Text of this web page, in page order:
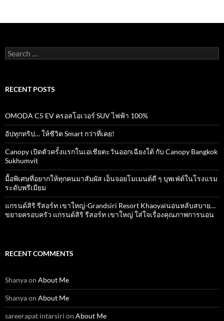
k
p
Search
for:
RECENT POSTS
OMODA C5 EV ครอสโอเวอร์ SUV ไฟฟ้า 100%
อัปทุกทริป… ให้ชีวิต Smart กว่าที่เคย!
Canopy เปิดตัวครั้งแรกในเอเชียตะวันออกเฉียงใต้ กับ Canopy Bangkok
Sukhumvit
มื้อพิเศษที่อยากให้ทุกคนมาสัมผัส เอ็นจอยโมเมนต์ดี ๆ บุพเฟ่ต์ในโรงแรม
ระดับพรีเมียม
แกรนด์สิริ​ รีสอร์ท​ เขาใหญ่​-Grandsiri​ Resort​ Khaoyaiนอนหลับสบาย…
ขยายครอบครัว แกรนด์สิริ รีสอร์ท เขาใหญ่ ใส่ใจเรื่องคุณภาพการนอน
RECENT COMMENTS
Shanyaon About Me
Shanyaon About Me
sareerapat intarsiri on About Me